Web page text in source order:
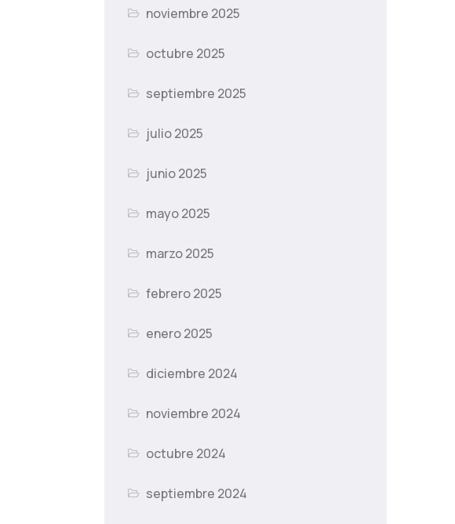
noviembre 2025
octubre 2025
septiembre 2025
julio 2025
junio 2025
mayo 2025
marzo 2025
febrero 2025
enero 2025
diciembre 2024
noviembre 2024
octubre 2024
septiembre 2024